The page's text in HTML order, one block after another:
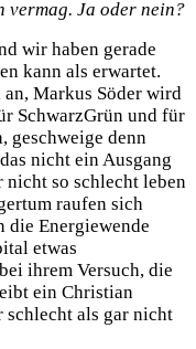
vermag. Ja oder nein?
wir haben gerade
kann als erwartet.
Markus Söder wird
SchwarzGrün und für
geschweige denn
nicht ein Ausgang
nicht so schlecht leben
raufen sich
die Energiewende
etwas
ihrem Versuch, die
ein Christian
schlecht als gar nicht